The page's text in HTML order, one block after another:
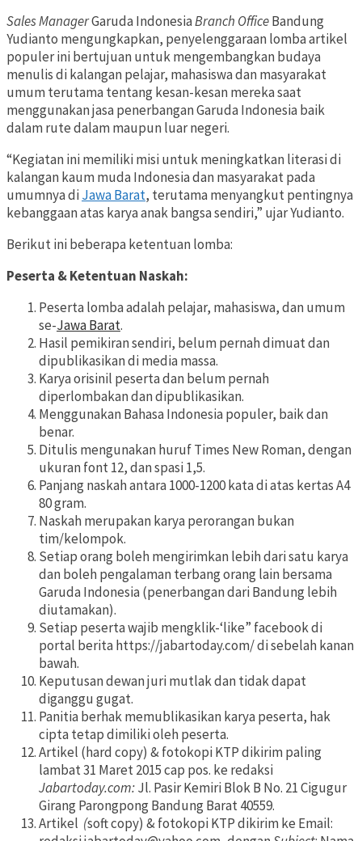
Sales ManagerGaruda IndonesiaBranch OfficeBandung
Yudianto mengungkapkan, penyelenggaraan lomba artikel
populer ini bertujuan untuk mengembangkan budaya
menulis di kalangan pelajar, mahasiswa dan masyarakat
umum terutama tentang kesan-kesan mereka saat
menggunakan jasa penerbangan Garuda Indonesia baik
dalam rute dalam maupun luar negeri.
“Kegiatan ini memiliki misi untuk meningkatkan literasi di
kalangan kaum muda Indonesia dan masyarakat pada
umumnya diJawa Barat, terutama menyangkut pentingnya
kebanggaan atas karya anak bangsa sendiri,” ujar Yudianto.
Berikut ini beberapa ketentuan lomba:
Peserta & Ketentuan Naskah:
Peserta lomba adalah pelajar, mahasiswa, dan umum
se-Jawa Barat.
Hasil pemikiran sendiri, belum pernah dimuat dan
dipublikasikan di media massa.
Karya orisinil peserta dan belum pernah
diperlombakan dan dipublikasikan.
Menggunakan Bahasa Indonesia populer, baik dan
benar.
Ditulis mengunakan huruf Times New Roman, dengan
ukuran font 12, dan spasi 1,5.
Panjang naskah antara 1000-1200 kata di atas kertas A4
80 gram.
Naskah merupakan karya perorangan bukan
tim/kelompok.
Setiap orang boleh mengirimkan lebih dari satu karya
dan boleh pengalaman terbang orang lain bersama
Garuda Indonesia (penerbangan dari Bandung lebih
diutamakan).
Setiap peserta wajib mengklik-‘like” facebook di
portal berita https://jabartoday.com/ di sebelah kanan
bawah.
Keputusan dewan juri mutlak dan tidak dapat
diganggu gugat.
Panitia berhak memublikasikan karya peserta, hak
cipta tetap dimiliki oleh peserta.
Artikel (hard copy) & fotokopi KTP dikirim paling
lambat 31 Maret 2015 cap pos. ke redaksi
Jabartoday.com:Jl. Pasir Kemiri Blok B No. 21 Cigugur
Girang Parongpong Bandung Barat 40559.
Artikel (soft copy) & fotokopi KTP dikirim ke Email: